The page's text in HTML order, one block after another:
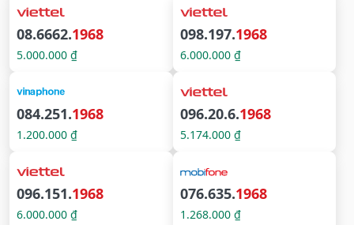
08.6662.1968
5.000.000 ₫
098.197.1968
6.000.000 ₫
084.251.1968
1.200.000 ₫
096.20.6.1968
5.174.000 ₫
096.151.1968
6.000.000 ₫
076.635.1968
1.268.000 ₫